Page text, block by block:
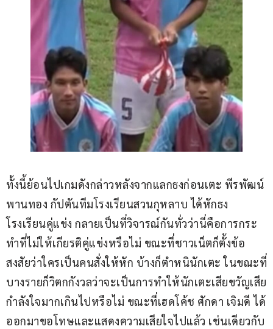
ทั้งนี้ย้อนไปเกมดังกล่าวหลังจากแลกธงก่อนเตะ พีรพัฒน์
พานทอง กัปตันทีมโรงเรียนสวนกุหลาบ ได้หักธง
โรงเรียนคู่แข่ง กลายเป็นที่วิจารณ์กันทั่วว่านี่คือการกระ
ทำที่ไม่ให้เกียรติคู่แข่งหรือไม่ ขณะที่ชาวเน็ตก็ตั้งข้อ
สงสัยว่าใครเป็นคนสั่งให้หัก บ้างก็ตำหนินักเตะ ในขณะที่
บางรายก็วิตกกังวลว่าจะเป็นการทำให้นักเตะเสียขวัญเสีย
กำลังใจมากเกินไปหรือไม่ ขณะที่เฮดโค้ช ศักดา เจิมดี ได้
ออกมาขอโทษและแสดงความเสียใจไปแล้ว เช่นเดียวกับ